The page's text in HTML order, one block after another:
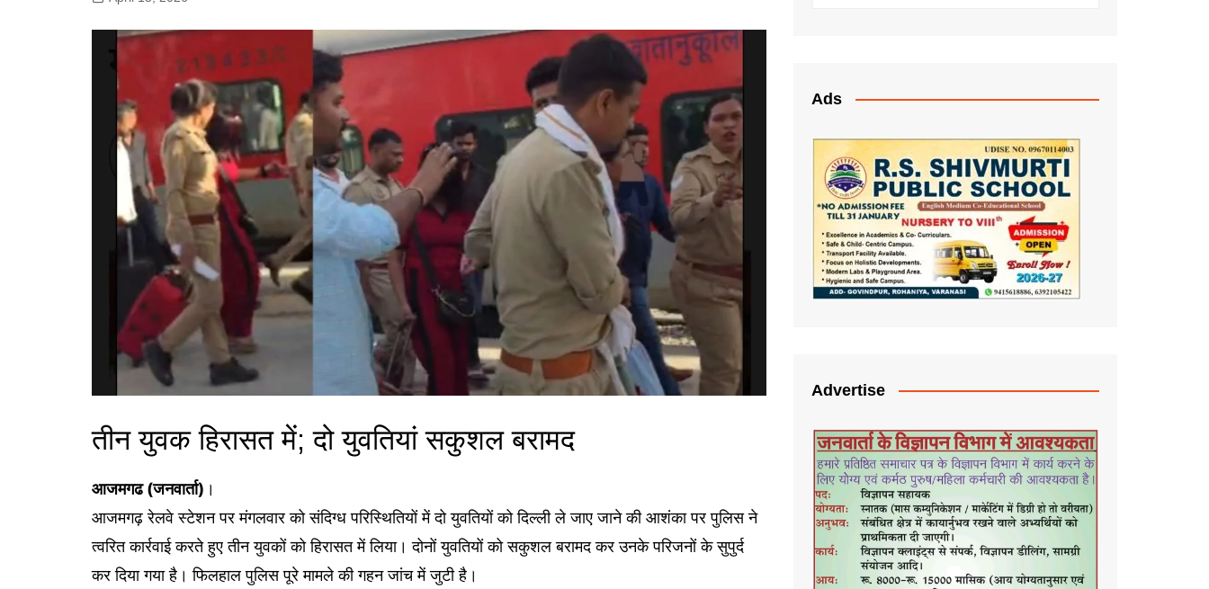
लखनऊ
सोनभद्र
तीन युवक हिरासत में; दो युवतियां सकुशल बरामद
आजमगढ (जनवार्ता) ।
आजमगढ़ रेलवे स्टेशन पर मंगलवार को संदिग्ध परिस्थितियों में दो युवतियों को दिल्ली ले जाए जाने की आशंका पर पुलिस ने
त्वरित कार्रवाई करते हुए तीन युवकों को हिरासत में लिया। दोनों युवतियों को सकुशल बरामद कर उनके परिजनों के सुपुर्द
कर दिया गया है। फिलहाल पुलिस पूरे मामले की गहन जांच में जुटी है।
Ads
Advertise